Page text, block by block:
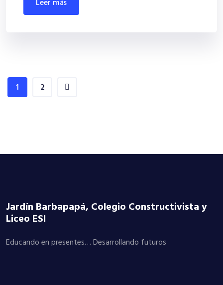
leer más
1 2
Jardín Barbapapá, Colegio Constructivista y
Liceo ESI
Educando en presentes… Desarrollando futuros